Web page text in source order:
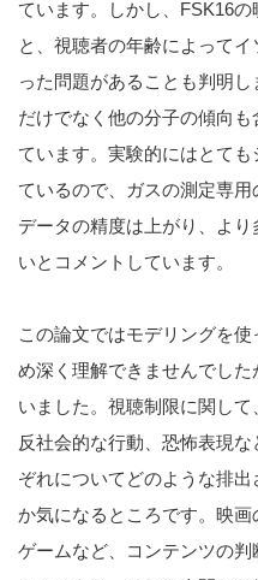
ています。しかし、FSK16
と、視聴者の年齢によって
った問題があることも判明
だけでなく他の分子の傾向
ています。実験的にはとて
ているので、ガスの測定専
データの精度は上がり、よ
いとコメントしています。
この論文ではモデリングを
め深く理解できませんでし
いました。視聴制限に関して
反社会的な行動、恐怖表現
ぞれについてどのような排
か気になるところです。映
ゲームなど、コンテンツの